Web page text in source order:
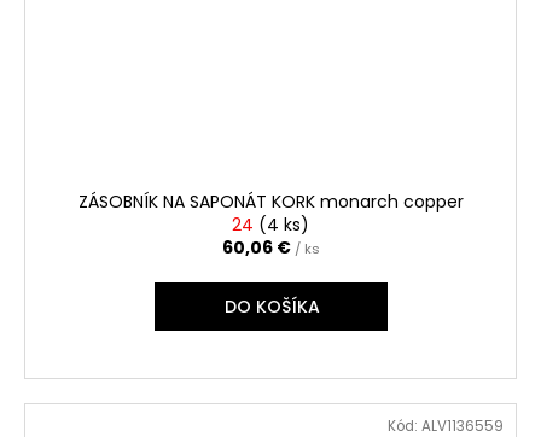
ZÁSOBNÍK NA SAPONÁT KORK monarch copper
24 (4 ks)
60,06 € / ks
DO KOŠÍKA
Kód: ALV1136559